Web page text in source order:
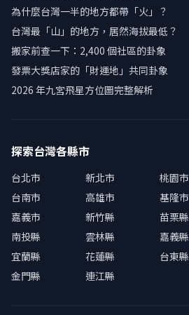
為什麼台灣一半的地方都帶「火」？
台灣最「山」的地方，居然海拔最低？
搬家前查一下：2,400 個社區的卦象
發票大獎店家的「財運地」共同卦象
2026 年九宮飛星方位圖完整解析
探索台灣各縣市
台北市 新北市 桃園市
台南市
高雄市 基隆市
嘉義市
新竹縣 苗栗縣
南投縣
雲林縣 嘉義縣
宜蘭縣
花蓮縣 台東縣
金門縣
連江縣